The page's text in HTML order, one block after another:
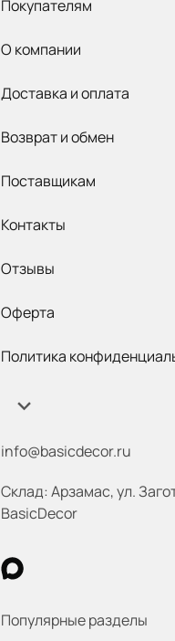
Покупателям
О компании
Доставка и оплата
Возврат и обмен
Поставщикам
Контакты
Отзывы
Оферта
Политика
info@basicdecor.ru
Склад: Арзамас,ул.
BasicDecor
Популярные разделы